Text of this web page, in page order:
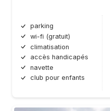
parking
wi-fi (gratuit)
climatisation
accès handicapés
navette
club pour enfants